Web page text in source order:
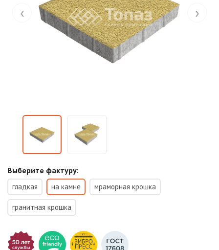
‹ ›
Выберите фактуру:
гладкая на камне мраморная крошка
гранитная крошка